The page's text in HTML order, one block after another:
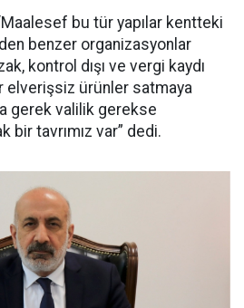
bu tür yapılar kentteki
benzer organizasyonlar
kontrol dışı ve vergi kaydı
elverişsiz ürünler satmaya
gerek valilik gerekse
bir tavrımız var” dedi.